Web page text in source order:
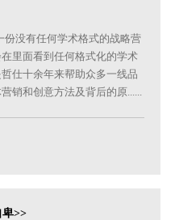
没有任何学术格式的战略营
里面看到任何格式化的学术
仕十余年来帮助众多一线品
销和创意方法及背后的原......
卑>>